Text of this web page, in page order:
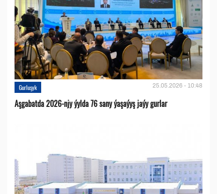
Gurluşyk 25.05.2026 - 10:48
Aşgabatda 2026-njy ýylda 76 sany ýaşaýyş jaýy gurlar